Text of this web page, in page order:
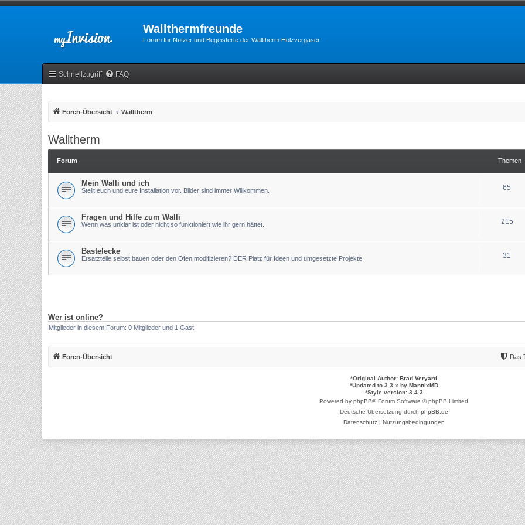
Wallthermfreunde
Forum für Nutzer und Begeisterte der Walltherm Holzvergaser
Schnellzugriff FAQ
Foren-Übersicht Walltherm
Walltherm
Forum Themen
Mein Walli und ich
Stellt euch und eure Installation vor. Bilder sind immer Willkommen. 65
Fragen und Hilfe zum Walli
Wenn was unklar ist oder nicht so funktioniert wie ihr gern hättet. 215
Bastelecke
Ersatzteile selbst bauen oder den Ofen modifizieren? DER Platz für Ideen und umgesetzte Projekte. 31
Wer ist online?
Mitglieder in diesem Forum: 0 Mitglieder und 1 Gast
Foren-Übersicht Das
*Original Author: Brad Veryard
*Updated to 3.3.x by MannixMD
*Style version: 3.4.3
Powered by phpBB® Forum Software © phpBB Limited
Deutsche Übersetzung durch phpBB.de
Datenschutz| Nutzungsbedingungen